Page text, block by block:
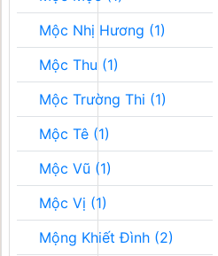
Mộc Nhị Hương (1)
Mộc Thu (1)
Mộc Trường Thi (1)
Mộc Tê (1)
Mộc Vũ (1)
Mộc Vị (1)
Mộng Khiết Đình (2)